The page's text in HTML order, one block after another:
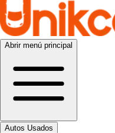
Abrir menú principal
Autos Usados